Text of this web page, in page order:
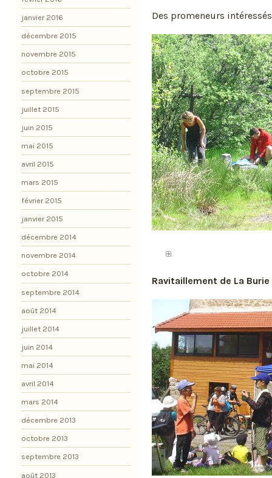
Des promeneurs
Ravitaillement de La Burie
janvier 2016
décembre 2015
novembre 2015
octobre 2015
septembre 2015
juillet 2015
juin 2015
mai 2015
avril 2015
mars 2015
février 2015
janvier 2015
décembre 2014
novembre 2014
octobre 2014
septembre 2014
août 2014
juillet 2014
juin 2014
mai 2014
avril 2014
mars 2014
décembre 2013
octobre 2013
septembre 2013
août 2013